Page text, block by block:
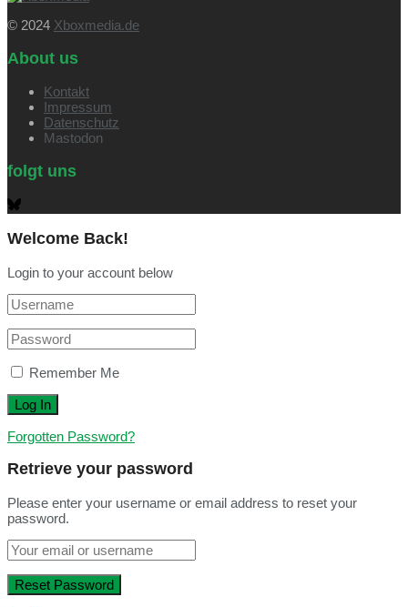
© 2024 Xboxmedia.de
About us
Kontakt
Impressum
Datenschutz
Mastodon
folgt uns
Welcome Back!
Login to your account below
Remember Me
Forgotten Password?
Retrieve your password
Please enter your username or email address to reset your
password.